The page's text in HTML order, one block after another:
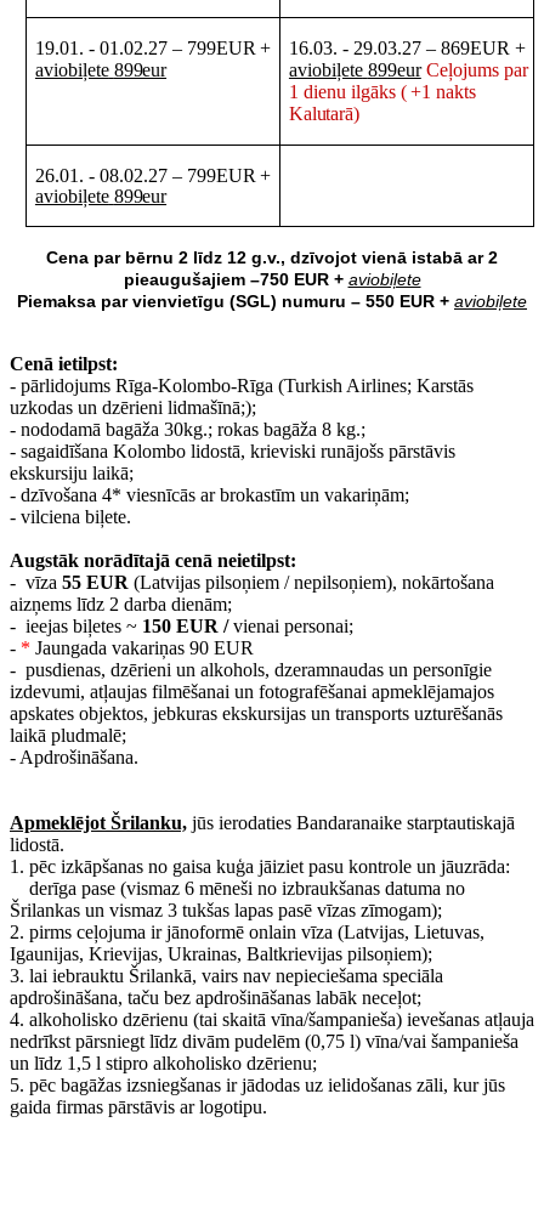
19.01. - 01.02.27 – 799EUR +
aviobiļete 899eur
16.03. - 29.03.27 – 869EUR +
aviobiļete 899eur Ceļojums par
1 dienu ilgāks ( +1 nakts
Kalutarā)
26.01. - 08.02.27 – 799EUR +
aviobiļete 899eur
Cena par bērnu 2 līdz 12 g.v., dzīvojot vienā istabā ar 2
pieaugušajiem –750 EUR + aviobiļete
Piemaksa par vienvietīgu (SGL) numuru – 550 EUR + aviobiļete
Cenā ietilpst:
- pārlidojums Rīga-Kolombo-Rīga (Turkish Airlines; Karstās
uzkodas un dzērieni lidmašīnā;);
- nododamā bagāža 30kg.; rokas bagāža 8 kg.;
- sagaidīšana Kolombo lidostā, krieviski runājošs pārstāvis
ekskursiju laikā;
- dzīvošana 4* viesnīcās ar brokastīm un vakariņām;
- vilciena biļete.
Augstāk norādītajā cenā neietilpst:
- vīza 55 EUR (Latvijas pilsoņiem / nepilsoņiem), nokārtošana
aizņems līdz 2 darba dienām;
- ieejas biļetes ~ 150 EUR /vienai personai;
- * Jaungada vakariņas 90 EUR
- pusdienas, dzērieni un alkohols, dzeramnaudas un personīgie
izdevumi, atļaujas filmēšanai un fotografēšanai apmeklējamajos
apskates objektos, jebkuras ekskursijas un transports uzturēšanās
laikā pludmalē;
- Apdrošināšana.
Apmeklējot Šrilanku, jūs ierodaties Bandaranaike starptautiskajā
lidostā.
1. pēc izkāpšanas no gaisa kuģa jāiziet pasu kontrole un jāuzrāda:
derīga pase (vismaz 6 mēneši no izbraukšanas datuma no
Šrilankas un vismaz 3 tukšas lapas pasē vīzas zīmogam);
2. pirms ceļojuma ir jānoformē onlain vīza (Latvijas, Lietuvas,
Igaunijas, Krievijas, Ukrainas, Baltkrievijas pilsoņiem);
3. lai iebrauktu Šrilankā, vairs nav nepieciešama speciāla
apdrošināšana, taču bez apdrošināšanas labāk neceļot;
4. alkoholisko dzērienu (tai skaitā vīna/šampanieša) ievešanas atļauja
nedrīkst pārsniegt līdz divām pudelēm (0,75 l) vīna/vai šampanieša
un līdz 1,5 l stipro alkoholisko dzērienu;
5. pēc bagāžas izsniegšanas ir jādodas uz ielidošanas zāli, kur jūs
gaida firmas pārstāvis ar logotipu.